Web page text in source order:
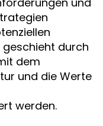
geschieht durch
dem
und die Werte
werden.